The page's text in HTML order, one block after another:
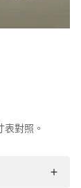
對照。